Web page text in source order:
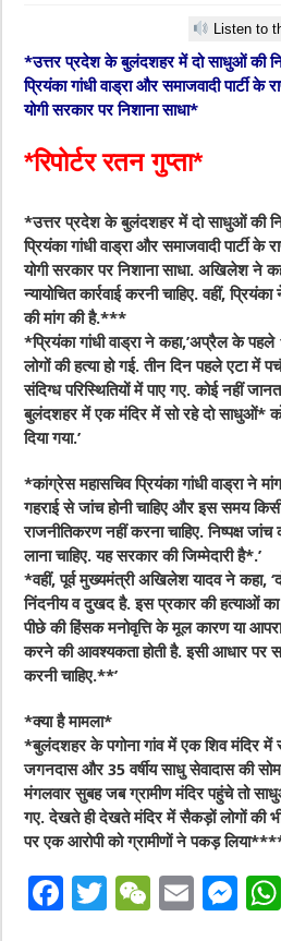
Listen to
*उत्तर प्रदेश के बुलंदशहर में दो साधुओं की
प्रियंका गांधी वाड्रा और समाजवादी पार्टी
योगी सरकार पर निशाना साधा*
*रिपोर्टर रतन गुप्ता*
*उत्तर प्रदेश के बुलंदशहर में दो साधुओं की
प्रियंका गांधी वाड्रा और समाजवादी पार्टी
योगी सरकार पर निशाना साधा. अखिलेश ने
न्यायोचित कार्रवाई करनी चाहिए. वहीं,
की मांग की है.***
*प्रियंका गांधी वाड्रा ने कहा,’अप्रैल के पहले
लोगों की हत्या हो गई. तीन दिन पहले एटा में
संदिग्ध परिस्थितियों में पाए गए. कोई नहीं
बुलंदशहर में एक मंदिर में सो रहे दो साधुओं*
दिया गया.’
*कांग्रेस महासचिव प्रियंका गांधी वाड्रा ने
गहराई से जांच होनी चाहिए और इस समय
राजनीतिकरण नहीं करना चाहिए. निष्पक्ष
लाना चाहिए. यह सरकार की जिम्मेदारी है*.’
*वहीं, पूर्व मुख्यमंत्री अखिलेश यादव ने कहा,
निंदनीय व दुखद है. इस प्रकार की हत्याओं
पीछे की हिंसक मनोवृत्ति के मूल कारण या
करने की आवश्यकता होती है. इसी आधार पर
करनी चाहिए.**’
*क्या है मामला*
*बुलंदशहर के पगोना गांव में एक शिव मंदिर में
जगनदास और 35 वर्षीय साधु सेवादास की
मंगलवार सुबह जब ग्रामीण मंदिर पहुंचे
गए. देखते ही देखते मंदिर में सैकड़ों लोगों की
पर एक आरोपी को ग्रामीणों ने पकड़
F
T
W E
M